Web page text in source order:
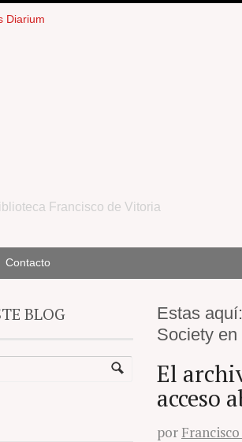
Francisco de Vitoria
Contacto
Estas aquí:
Society
El
acceso
por
BLOG